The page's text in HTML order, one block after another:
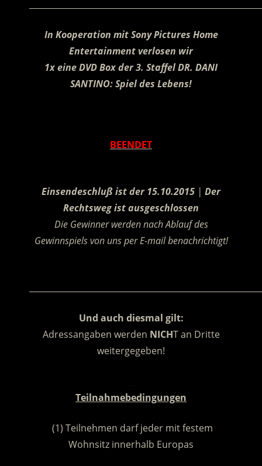
In Kooperation mit Sony Pictures Home
Entertainment verlosen wir
1x eine DVD Box der 3. Staffel DR. DANI
SANTINO: Spiel des Lebens!
BEENDET
Einsendeschluß ist der 15.10.2015 | Der
Rechtsweg ist ausgeschlossen
Die Gewinner werden nach Ablauf des
Gewinnspiels von uns per E-mail benachrichtigt!
Und auch diesmal gilt:
Adressangaben werden NICHT an Dritte
weitergegeben!
Teilnahmebedingungen
(1) Teilnehmen darf jeder mit festem
Wohnsitz innerhalb Europas